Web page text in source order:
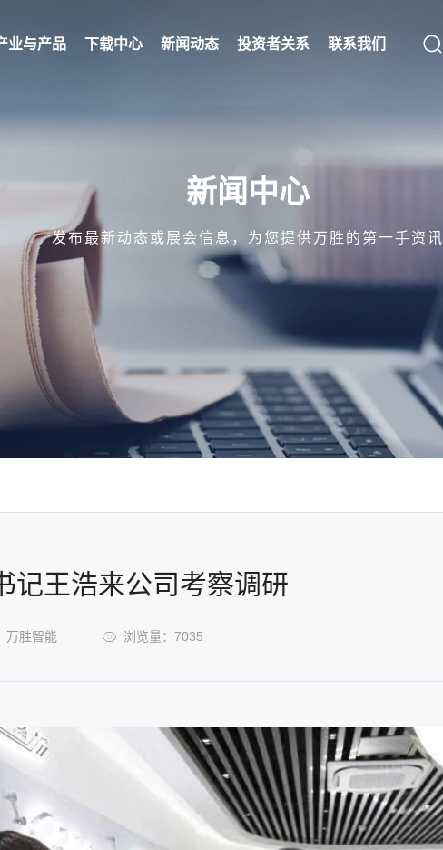
业与产品 下载中心 新闻动态 投资者关系 联系我们
新闻中心
发布最新动态或展会信息，为您提供万胜的第一手资讯
记王浩来公司考察调研
万胜智能 浏览量：7035